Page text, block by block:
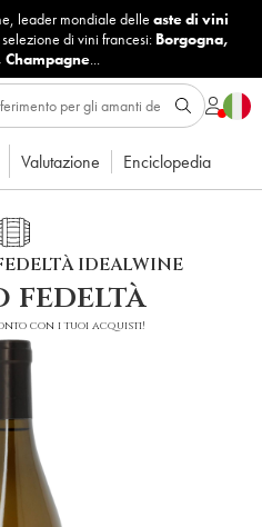
leader mondiale delle aste di vini
di vini francesi: Borgogna,
Champagne...
Valutazione Enciclopedia
IDEALWINE
fedeltà
con i tuoi acquisti!